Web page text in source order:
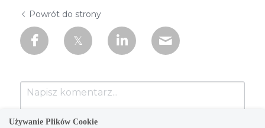
Powrót do strony
Używanie Plików Cookie